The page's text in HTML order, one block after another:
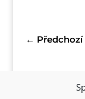
← Předchozí